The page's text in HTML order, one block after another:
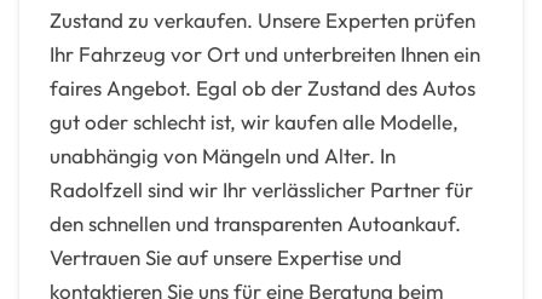
Zustand zu verkaufen. Unsere Experten prüfen
Ihr Fahrzeug vor Ort und unterbreiten Ihnen ein
faires Angebot. Egal ob der Zustand des Autos
gut oder schlecht ist, wir kaufen alle Modelle,
unabhängig von Mängeln und Alter. In
Radolfzell sind wir Ihr verlässlicher Partner für
den schnellen und transparenten Autoankauf.
Vertrauen Sie auf unsere Expertise und
kontaktieren Sie uns für eine Beratung beim